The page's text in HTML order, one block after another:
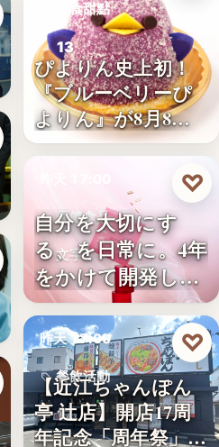
美食甜點
13
ぴよりん史上初！
『ブルーベリーぴ
よりん』が8月8日
「ブル…
保健食品
文字
自分を大切にす
る、を日常に。4年
をかけて開発した
女性のた…
♡
昨天 17:00
餐飲活動
17
【近江ちゃんぽん
亭 辻店】開店17周
年記念「周年祭」開
♡